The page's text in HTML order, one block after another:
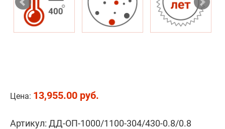
Цена: 13,955.00 руб.
Артикул: ДД-ОП-1000/1100-304/430-0.8/0.8